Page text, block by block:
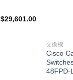
$29,601.00
交換機
Cisco
48FPD-